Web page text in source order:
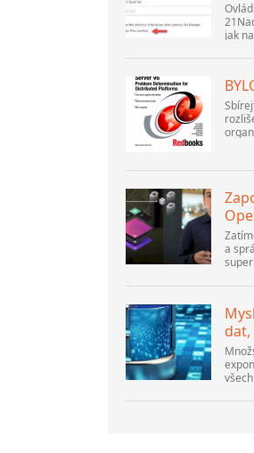
jak
a
stále
stále